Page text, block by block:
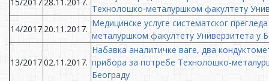
Технолошко-металуршком факултету
14/2017 20.11.2017.
Медицинске услуге систематског
металуршком факултету Универзитета у
13/201702.11.2017.
Набавка аналитичке ваге, два
прибора за потребе Технолошко-
Београду